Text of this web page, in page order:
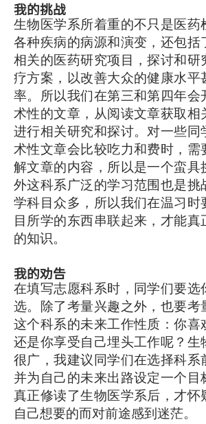
我的挑战
生物医学系所着重的不只是医药
各种疾病的病源和演变，还包括
相关的医药研究项目，探讨和研
疗方案，以改善大众的健康水平
率。所以我们在第三和第四年会
术性的文章，从阅读文章获取相
进行相关研究和探讨。对一些同
术性文章会比较吃力和费时，需
解文章的内容，所以是一个蛮具
外这科系广泛的学习范围也是挑
学科目众多，所以我们在温习时
目所学的东西串联起来，才能真
的知识。
我的劝告
在填写志愿科系时，同学们要选
选。除了考量兴趣之外，也要考
这个科系的未来工作性质：你喜
还是你享受自己埋头工作呢？生
很广，我建议同学们在选择科系
并为自己的未来出路设定一个目
真正修读了生物医学系后，才怀
自己想要的而对前途感到迷茫。